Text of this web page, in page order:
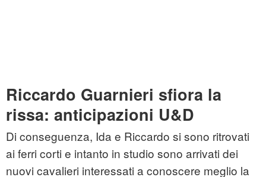
Riccardo Guarnieri sfiora la
rissa: anticipazioni U&D
Di conseguenza, Ida e Riccardo si sono ritrovati
ai ferri corti e intanto in studio sono arrivati dei
nuovi cavalieri interessati a conoscere meglio la